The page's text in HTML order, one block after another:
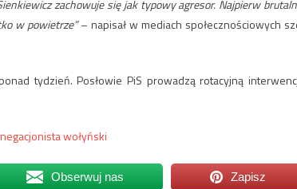
zachowuje się jak typowy agresor. Najpierw
w powietrze”– napisał w mediach społecznościowych
tydzień. Posłowie PiS prowadzą rotacyjną
wołyński
Obserwuj nas Zapisz